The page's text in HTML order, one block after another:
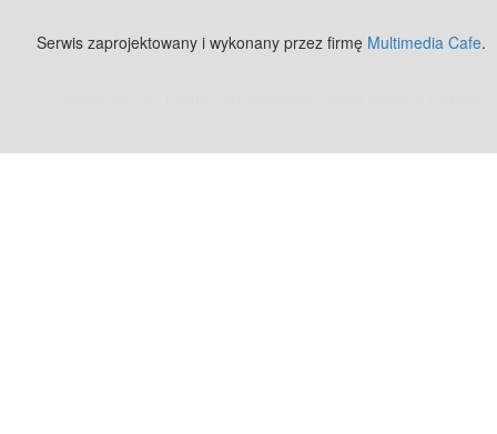
Serwis zaprojektowany i wykonany przez firmę Multimedia Cafe.